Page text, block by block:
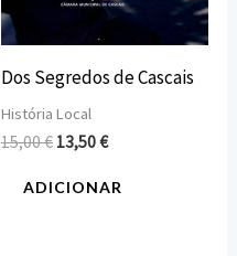
Dos Segredos de Cascais
História Local
15,00€ 13,50€
ADICIONAR